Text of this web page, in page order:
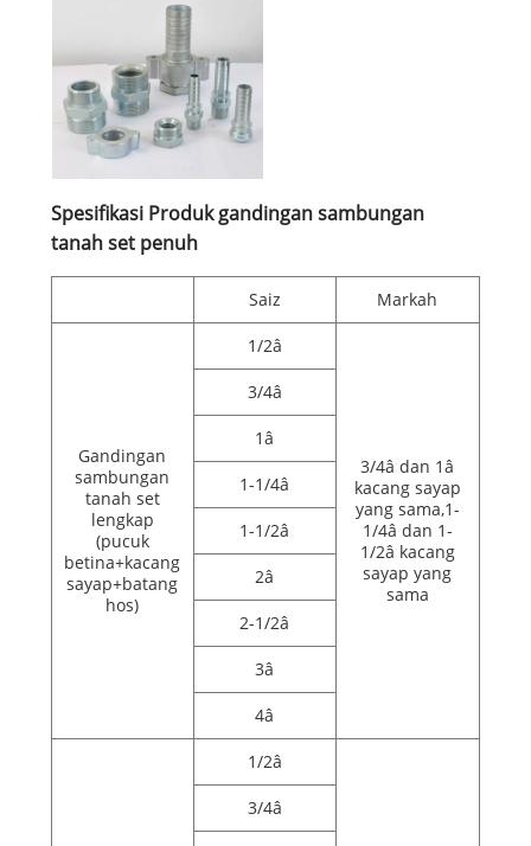
Spesifikasi Produk gandingan sambungan
tanah set penuh
Saiz Markah
Gandingan
sambungan
tanah set
lengkap
(pucuk
betina+kacang
sayap+batang
hos)
1/2â
3/4â dan 1â
kacang sayap
yang sama,1-
1/4â dan 1-
1/2â kacang
sayap yang
sama
3/4â
1â
1-1/4â
1-1/2â
2â
2-1/2â
3â
4â
1/2â
3/4â